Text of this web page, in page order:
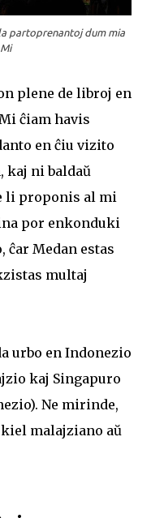
partoprenantoj dum mia
plene de libroj en
ĉiam havis
en ĉiu vizito
kaj ni baldaŭ
li proponis al mi
por enkonduki
Medan estas
multaj
urbo en Indonezio
kaj Singapuro
Ne mirinde,
malajziano aŭ